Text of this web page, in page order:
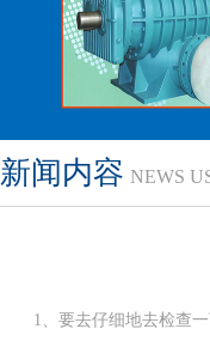
新闻内容 NEWS
1、要去仔细地去检查